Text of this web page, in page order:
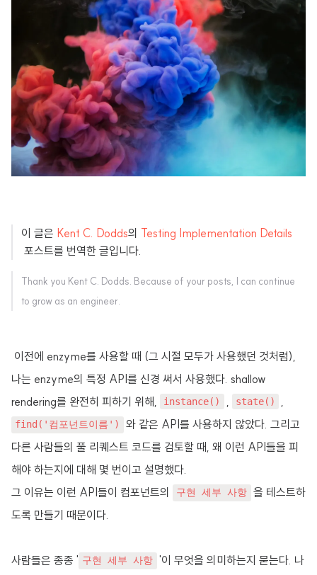
이 글은 Kent C. Dodds의 Testing Implementation Details
포스트를 번역한 글입니다.
Thank you Kent C. Dodds. Because of your posts, I can continue
to grow as an engineer.
이전에 enzyme를 사용할 때 (그 시절 모두가 사용했던 것처럼),
나는 enzyme의 특정 API를 신경 써서 사용했다. shallow
rendering를 완전히 피하기 위해,
instance() , state() ,
find('컴포넌트이름')
와 같은 API를 사용하지 않았다. 그리고
다른 사람들의 풀 리퀘스트 코드를 검토할 때, 왜 이런 API들을 피
해야 하는지에 대해 몇 번이고 설명했다.
그 이유는 이런 API들이 컴포넌트의
구현 세부 사항 을 테스트하
도록 만들기 때문이다.
사람들은 종종 ' 구현 세부 사항 '이 무엇을 의미하는지 묻는다. 나